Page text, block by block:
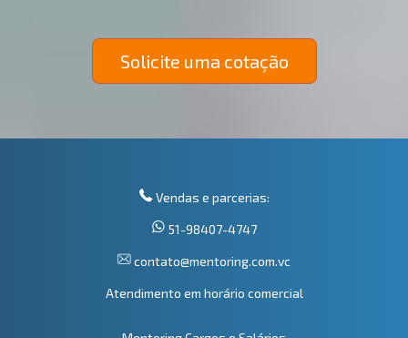
Solicite uma cotação
Vendas e parcerias:
51-98407-4747
contato@mentoring.com.vc
Atendimento em horário comercial